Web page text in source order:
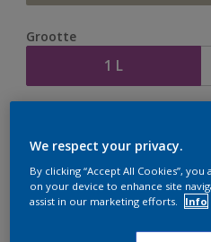
Grootte
1 L
te bestellen. Houd de
We respect your privacy.
By clicking “Accept All Cookies”,
on your device to enhance site
assist in our marketing efforts.
Info